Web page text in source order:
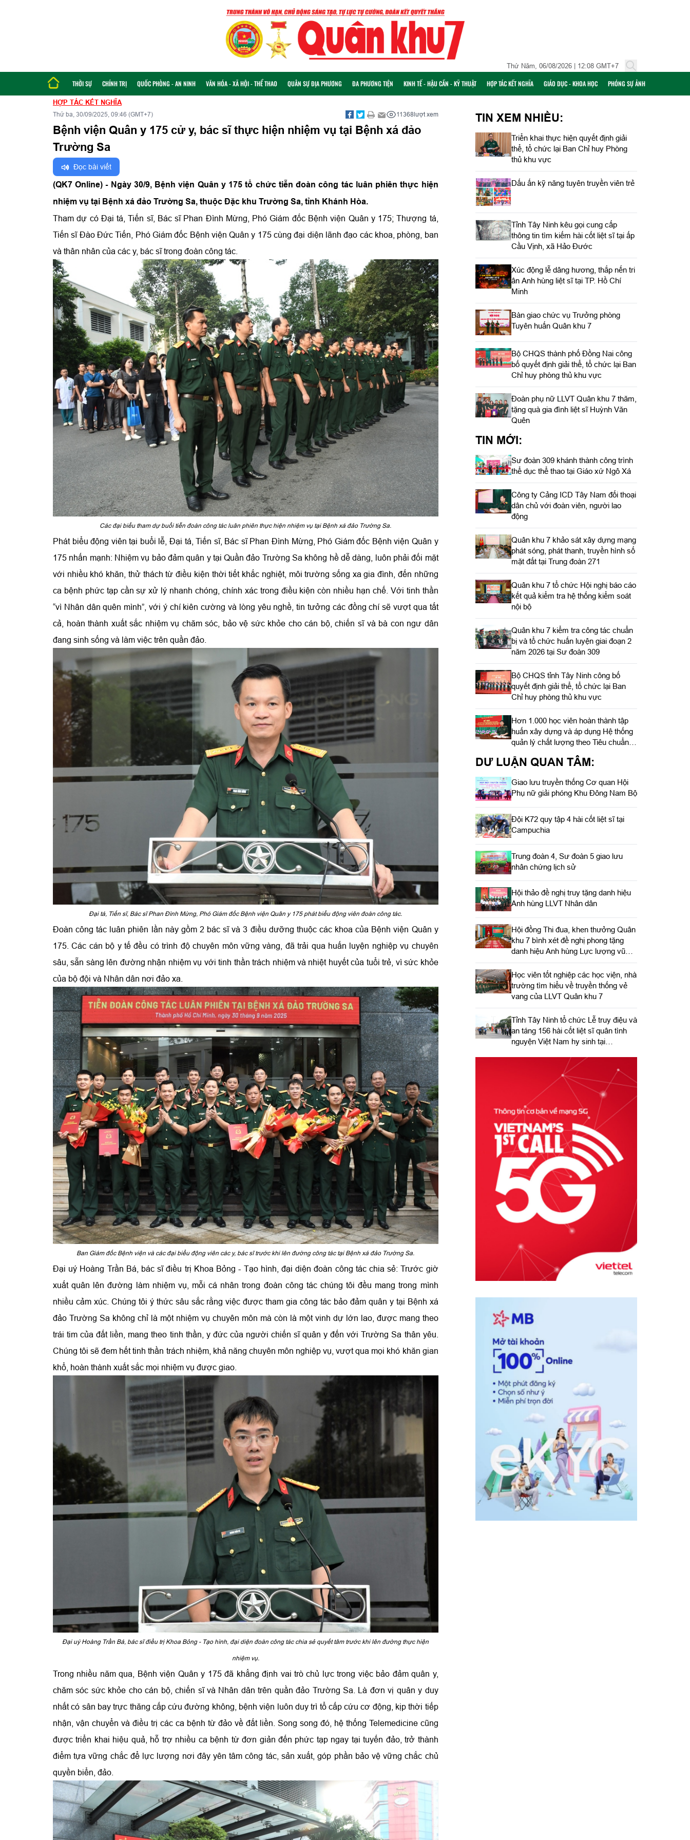
Thứ Năm, 06/08/2026 | 12:08 GMT+7
THỜI SỰ CHÍNH TRỊ QUỐC PHÒNG - AN NINH VĂN HÓA - XÃ HỘI - THỂ THAO QUÂN SỰ ĐỊA PHƯƠNG ĐA PHƯƠNG TIỆN KINH TẾ - HẬU CẦN - KỸ THUẬT HỢP TÁC KẾT NGHĨA GIÁO DỤC - KHOA HỌC PHÓNG SỰ ẢNH
HỢP TÁC KẾT NGHĨA
Thứ ba, 30/09/2025, 09:46 (GMT+7) 11368lượt xem
Bệnh viện Quân y 175 cử y, bác sĩ thực hiện nhiệm vụ tại Bệnh xá đảo
Trường Sa
Đọc bài viết
(QK7 Online) - Ngày 30/9, Bệnh viện Quân y 175 tổ chức tiễn đoàn công tác luân phiên thực hiện
nhiệm vụ tại Bệnh xá đảo Trường Sa, thuộc Đặc khu Trường Sa, tỉnh Khánh Hòa.
Tham dự có Đại tá, Tiến sĩ, Bác sĩ Phan Đình Mừng, Phó Giám đốc Bệnh viện Quân y 175; Thượng tá,
Tiến sĩ Đào Đức Tiến, Phó Giám đốc Bệnh viện Quân y 175 cùng đại diện lãnh đạo các khoa, phòng, ban
và thân nhân của các y, bác sĩ trong đoàn công tác.
Các đại biểu tham dự buổi tiễn đoàn công tác luân phiên thực hiện nhiệm vụ tại Bệnh xá đảo Trường Sa.
Phát biểu động viên tại buổi lễ, Đại tá, Tiến sĩ, Bác sĩ Phan Đình Mừng, Phó Giám đốc Bệnh viện Quân y
175 nhấn mạnh: Nhiệm vụ bảo đảm quân y tại Quần đảo Trường Sa không hề dễ dàng, luôn phải đối mặt
với nhiều khó khăn, thử thách từ điều kiện thời tiết khắc nghiệt, môi trường sống xa gia đình, đến những
ca bệnh phức tạp cần sự xử lý nhanh chóng, chính xác trong điều kiện còn nhiều hạn chế. Với tinh thần
“vì Nhân dân quên mình”, với ý chí kiên cường và lòng yêu nghề, tin tưởng các đồng chí sẽ vượt qua tất
cả, hoàn thành xuất sắc nhiệm vụ chăm sóc, bảo vệ sức khỏe cho cán bộ, chiến sĩ và bà con ngư dân
đang sinh sống và làm việc trên quần đảo.
Đại tá, Tiến sĩ, Bác sĩ Phan Đình Mừng, Phó Giám đốc Bệnh viện Quân y 175 phát biểu động viên đoàn công tác.
Đoàn công tác luân phiên lần này gồm 2 bác sĩ và 3 điều dưỡng thuộc các khoa của Bệnh viện Quân y
175. Các cán bộ y tế đều có trình độ chuyên môn vững vàng, đã trải qua huấn luyện nghiệp vụ chuyên
sâu, sẵn sàng lên đường nhận nhiệm vụ với tinh thần trách nhiệm và nhiệt huyết của tuổi trẻ, vì sức khỏe
của bộ đội và Nhân dân nơi đảo xa.
Ban Giám đốc Bệnh viện và các đại biểu động viên các y, bác sĩ trước khi lên đường công tác tại Bệnh xá đảo Trường Sa.
Đại uý Hoàng Trần Bá, bác sĩ điều trị Khoa Bỏng - Tạo hình, đại diện đoàn công tác chia sẻ: Trước giờ
xuất quân lên đường làm nhiệm vụ, mỗi cá nhân trong đoàn công tác chúng tôi đều mang trong mình
nhiều cảm xúc. Chúng tôi ý thức sâu sắc rằng việc được tham gia công tác bảo đảm quân y tại Bệnh xá
đảo Trường Sa không chỉ là một nhiệm vụ chuyên môn mà còn là một vinh dự lớn lao, được mang theo
trái tim của đất liền, mang theo tinh thần, y đức của người chiến sĩ quân y đến với Trường Sa thân yêu.
Chúng tôi sẽ đem hết tinh thần trách nhiệm, khả năng chuyên môn nghiệp vụ, vượt qua mọi khó khăn gian
khổ, hoàn thành xuất sắc mọi nhiệm vụ được giao.
Đại uý Hoàng Trần Bá, bác sĩ điều trị Khoa Bỏng - Tạo hình, đại diện đoàn công tác chia sẻ quyết tâm trước khi lên đường thực hiện
nhiệm vụ.
Trong nhiều năm qua, Bệnh viện Quân y 175 đã khẳng định vai trò chủ lực trong việc bảo đảm quân y,
chăm sóc sức khỏe cho cán bộ, chiến sĩ và Nhân dân trên quần đảo Trường Sa. Là đơn vị quân y duy
nhất có sân bay trực thăng cấp cứu đường không, bệnh viện luôn duy trì tổ cấp cứu cơ động, kịp thời tiếp
nhận, vận chuyển và điều trị các ca bệnh từ đảo về đất liền. Song song đó, hệ thống Telemedicine cũng
được triển khai hiệu quả, hỗ trợ nhiều ca bệnh từ đơn giản đến phức tạp ngay tại tuyến đảo, trở thành
điểm tựa vững chắc để lực lượng nơi đây yên tâm công tác, sản xuất, góp phần bảo vệ vững chắc chủ
quyền biển, đảo.
TIN XEM NHIỀU:
Triển khai thực hiện quyết định giải
thể, tổ chức lại Ban Chỉ huy Phòng
thủ khu vực
Dấu ấn kỹ năng tuyên truyền viên trẻ
Tỉnh Tây Ninh kêu gọi cung cấp
thông tin tìm kiếm hài cốt liệt sĩ tại ấp
Cầu Vịnh, xã Hảo Đước
Xúc động lễ dâng hương, thắp nến tri
ân Anh hùng liệt sĩ tại TP. Hồ Chí
Minh
Bàn giao chức vụ Trưởng phòng
Tuyên huấn Quân khu 7
Bộ CHQS thành phố Đồng Nai công
bố quyết định giải thể, tổ chức lại Ban
Chỉ huy phòng thủ khu vực
Đoàn phụ nữ LLVT Quân khu 7 thăm,
tặng quà gia đình liệt sĩ Huỳnh Văn
Quên
TIN MỚI:
Sư đoàn 309 khánh thành công trình
thể dục thể thao tại Giáo xứ Ngô Xá
Công ty Cảng ICD Tây Nam đối thoại
dân chủ với đoàn viên, người lao
động
Quân khu 7 khảo sát xây dựng mạng
phát sóng, phát thanh, truyền hình số
mặt đất tại Trung đoàn 271
Quân khu 7 tổ chức Hội nghị báo cáo
kết quả kiểm tra hệ thống kiểm soát
nội bộ
Quân khu 7 kiểm tra công tác chuẩn
bị và tổ chức huấn luyện giai đoạn 2
năm 2026 tại Sư đoàn 309
Bộ CHQS tỉnh Tây Ninh công bố
quyết định giải thể, tổ chức lại Ban
Chỉ huy phòng thủ khu vực
Hơn 1.000 học viên hoàn thành tập
huấn xây dựng và áp dụng Hệ thống
quản lý chất lượng theo Tiêu chuẩn
DƯ LUẬN QUAN TÂM:
Giao lưu truyền thống Cơ quan Hội
Phụ nữ giải phóng Khu Đông Nam Bộ
Đội K72 quy tập 4 hài cốt liệt sĩ tại
Campuchia
Trung đoàn 4, Sư đoàn 5 giao lưu
nhân chứng lịch sử
Hội thảo đề nghị truy tặng danh hiệu
Anh hùng LLVT Nhân dân
Hội đồng Thi đua, khen thưởng Quân
khu 7 bình xét đề nghị phong tặng
danh hiệu Anh hùng Lực lượng vũ
trang nhân dân
Học viên tốt nghiệp các học viện, nhà
trường tìm hiểu về truyền thống vẻ
vang của LLVT Quân khu 7
​Tỉnh Tây Ninh tổ chức Lễ truy điệu và
an táng 156 hài cốt liệt sĩ quân tình
nguyện Việt Nam hy sinh tại